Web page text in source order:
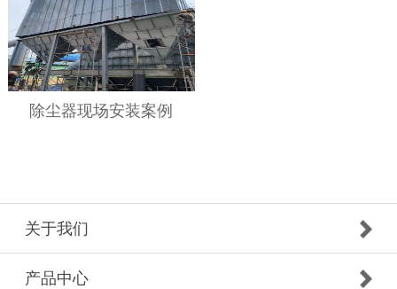
除尘器现场安装案例
关于我们
产品中心